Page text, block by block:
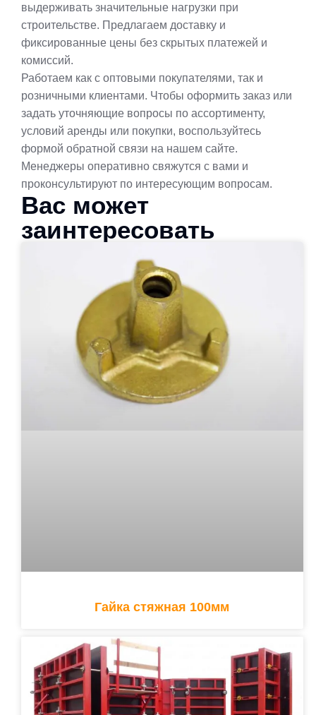
выдерживать значительные нагрузки при
строительстве. Предлагаем доставку и
фиксированные цены без скрытых платежей и
комиссий.
Работаем как с оптовыми покупателями, так и
розничными клиентами. Чтобы оформить заказ или
задать уточняющие вопросы по ассортименту,
условий аренды или покупки, воспользуйтесь
формой обратной связи на нашем сайте.
Менеджеры оперативно свяжутся с вами и
проконсультируют по интересующим вопросам.
Вас может
заинтересовать
Гайка стяжная 100мм